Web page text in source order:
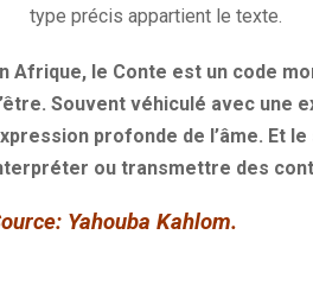
type précis appartient le texte.
Afrique, le Conte est un code
Souvent véhiculé avec une
profonde de l’âme. Et
ou transmettre des
Yahouba Kahlom.